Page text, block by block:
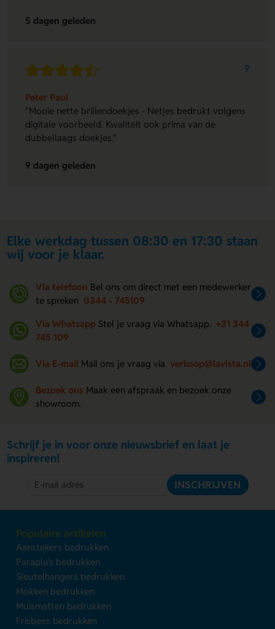
5 dagen geleden
9
Peter Paul
"Mooie nette brillendoekjes - Netjes bedrukt volgens
digitale voorbeeld. Kwaliteit ook prima van de
dubbellaags doekjes."
9 dagen geleden
Elke werkdag tussen 08:30 en 17:30 staan
wij voor je klaar.
Via telefoon Bel ons om direct met een medewerker
te spreken 0344 - 745109
Via Whatsapp Stel je vraag via Whatsapp. +31 344
745 109
Via E-mail Mail ons je vraag via verkoop@lavista.nl
Bezoek ons Maak een afspraak en bezoek onze
showroom.
Schrijf je in voor onze nieuwsbrief en laat je
inspireren!
INSCHRIJVEN
Populaire artikelen
Aanstekers bedrukken
Paraplu's bedrukken
Sleutelhangers bedrukken
Mokken bedrukken
Muismatten bedrukken
Frisbees bedrukken